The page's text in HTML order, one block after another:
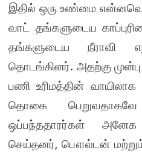
இதில் ஒரு உண்மை
வாட் தங்களுடைய
தங்களுடைய நீராவி
தொடங்கினர். அதற்கு
பணி உரிமத்தின் வாயிலாக
தொகை பெறுவதாகவே
ஒப்பந்ததாரர்கள்
செய்தனர், பௌல்டன்